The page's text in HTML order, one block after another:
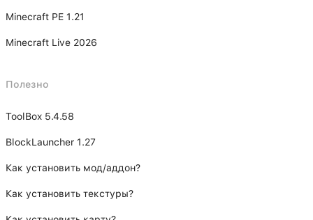
Minecraft PE 1.21
Minecraft Live 2026
Полезно
ToolBox 5.4.58
BlockLauncher 1.27
Как установить мод/аддон?
Как установить текстуры?